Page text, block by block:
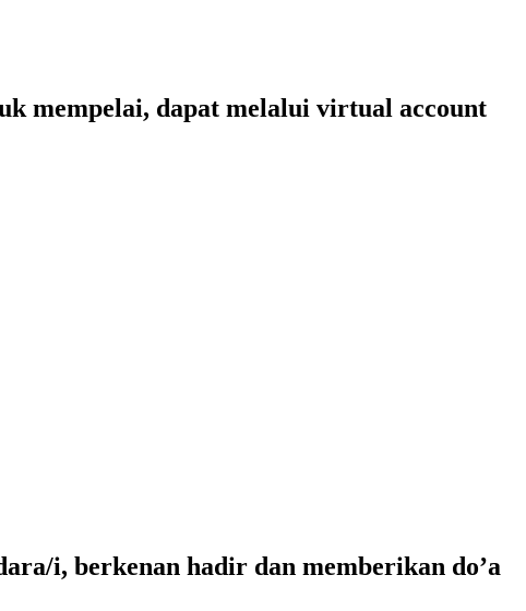
mempelai, dapat melalui virtual account
i, berkenan hadir dan memberikan do’a